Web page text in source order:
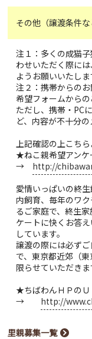
その他（譲渡条件な
注１：多くの成猫
わせいただく際に
ようお願いいたしま
注２：携帯からの
希望フォームからの
ただし、携帯・PC
ど、内容が不十分
上記確認の上こち
★ねこ親希望アンケ
→ http://
愛情いっぱいの終
内飼育、毎年のワ
るご家庭で、終生
ケートに快くお答
しています。
譲渡の際には必ず
で、東京都近郊（
限らせていただきま
★ちばわんＨＰのＵ
→ http://
里親募集一覧